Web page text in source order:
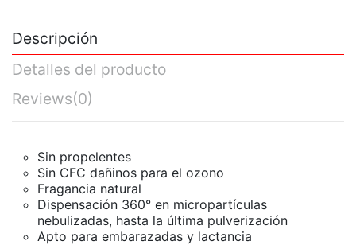
Descripción
Detalles del producto
Reviews(0)
Sin propelentes
Sin CFC dañinos para el ozono
Fragancia natural
Dispensación 360° en micropartículas
nebulizadas, hasta la última pulverización
Apto para embarazadas y lactancia